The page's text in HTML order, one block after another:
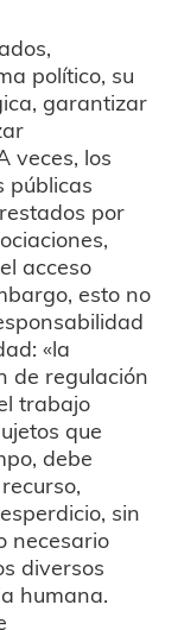
político, su
garantizar
veces, los
públicas
por
acceso
esto no
«la
de regulación
trabajo
que
debe
sin
necesario
diversos
humana.